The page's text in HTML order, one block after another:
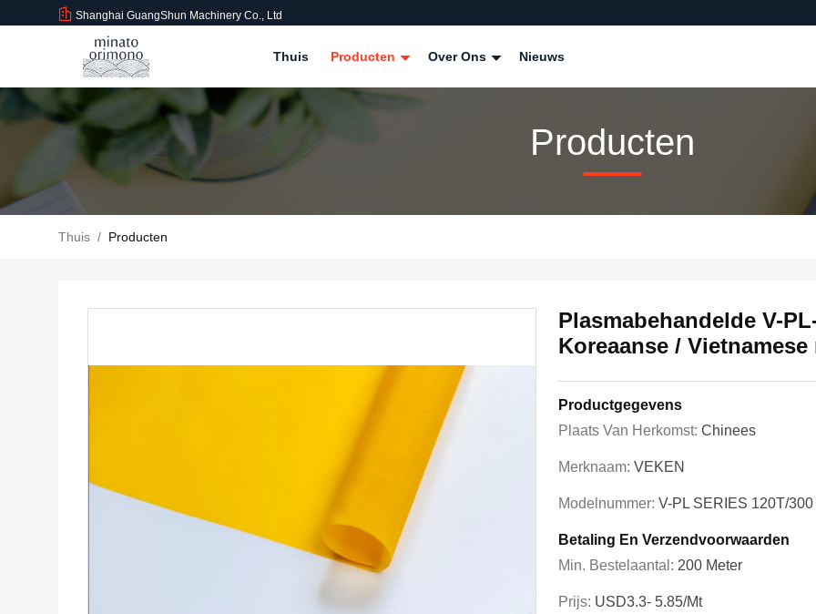
Shanghai GuangShun Machinery Co., Ltd
Thuis Producten Over Ons Nieuws
Producten
Thuis / Producten
Plasmabehandelde V-
Koreaanse / Vietnamese
Productgegevens
Plaats Van Herkomst: Chinees
Merknaam: VEKEN
Modelnummer: V-PL SERIES 120T/300
Betaling En Verzendvoorwaarden
Min. Bestelaantal: 200 Meter
Prijs: USD3.3- 5.85/mt